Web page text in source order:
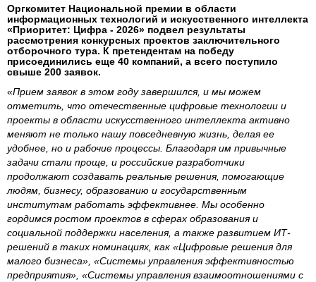
Оргкомитет Национальной премии в области
информационных технологий и искусственного интеллекта
«Приоритет: Цифра - 2026» подвел результаты
рассмотрения конкурсных проектов заключительного
отборочного тура. К претендентам на победу
присоединились еще 40 компаний, а всего поступило
свыше 200 заявок.
«Прием заявок в этом году завершился, и мы можем
отметить, что отечественные цифровые технологии и
проекты в области искусственного интеллекта активно
меняют не только нашу повседневную жизнь, делая ее
удобнее, но и рабочие процессы. Благодаря им привычные
задачи стали проще, и российские разработчики
продолжают создавать реальные решения, помогающие
людям, бизнесу, образованию и государственным
институтам работать эффективнее. Мы особенно
гордимся ростом проектов в сферах образования и
социальной поддержки населения, а также развитием ИТ-
решений в таких номинациях, как «Цифровые решения для
малого бизнеса», «Системы управления эффективностью
предприятия», «Системы управления взаимоотношениями с